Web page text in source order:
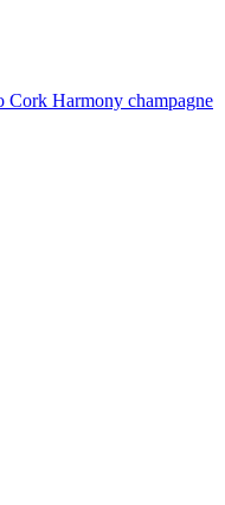
Cork Harmony champagne